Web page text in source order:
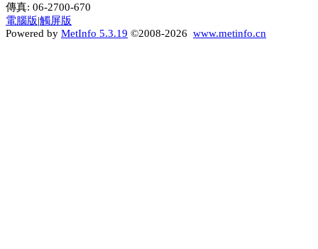
傳真: 06-2700-670
電腦版|觸屏版
Powered by MetInfo 5.3.19 ©2008-2026 www.metinfo.cn